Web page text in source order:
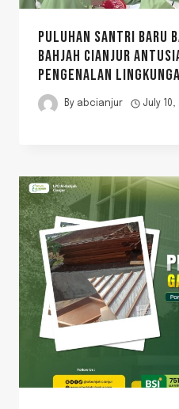
PULUHAN SANTRI BARU
BAHJAH CIANJUR
PENGENALAN
By abcianjur July 10,